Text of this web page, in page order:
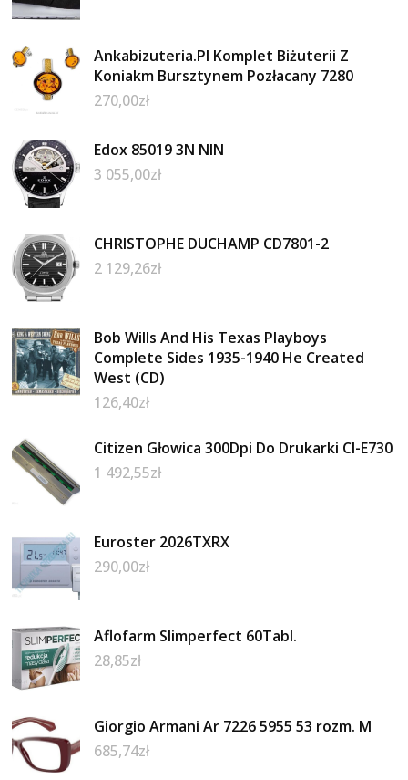
Ankabizuteria.Pl Komplet Biżuterii Z
Koniakm Bursztynem Pozłacany 7280
270,00zł
Edox 85019 3N NIN
3 055,00zł
CHRISTOPHE DUCHAMP CD7801-2
2 129,26zł
Bob Wills And His Texas Playboys
Complete Sides 1935-1940 He Created
West (CD)
126,40zł
Citizen Głowica 300Dpi Do Drukarki Cl-E730
1 492,55zł
Euroster 2026TXRX
290,00zł
Aflofarm Slimperfect 60Tabl.
28,85zł
Giorgio Armani Ar 7226 5955 53 rozm. M
685,74zł